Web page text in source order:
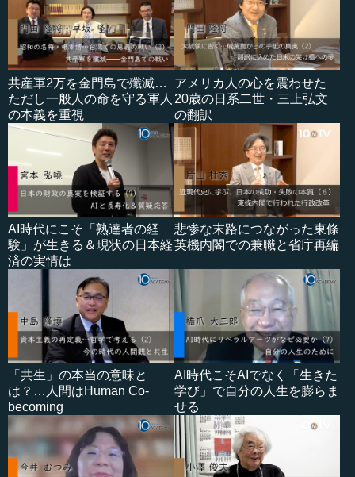
共産軍2万を金門島で殲滅…
ただし一般人の命を守る軍人
の本義を重視
アメリカ人の心を震わせた
20歳の日系二世・三上弘文
の翻訳
AI時代にこそ「熟達者の経
験」が生きる＆現状の日本経
済の実情は
悲惨な末路につながった東條
英機内閣での兼職と省庁再編
「共生」の本当の意味と
は？…人間はHuman Co-
becoming
AI時代こそAIでなく「生きた
学び」で自分の人生を膨らま
せる